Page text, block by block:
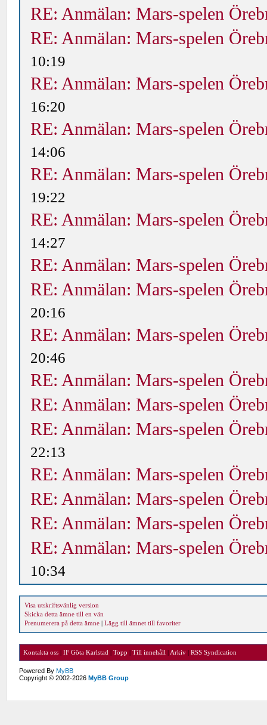
RE: Anmälan: Mars-spelen
RE: Anmälan: Mars-spelen
10:19
RE: Anmälan: Mars-spelen
16:20
RE: Anmälan: Mars-spelen
14:06
RE: Anmälan: Mars-spelen
19:22
RE: Anmälan: Mars-spelen
14:27
RE: Anmälan: Mars-spelen
RE: Anmälan: Mars-spelen
20:16
RE: Anmälan: Mars-spelen
20:46
RE: Anmälan: Mars-spelen
RE: Anmälan: Mars-spelen
RE: Anmälan: Mars-spelen
22:13
RE: Anmälan: Mars-spelen
RE: Anmälan: Mars-spelen
RE: Anmälan: Mars-spelen
RE: Anmälan: Mars-spelen
10:34
Visa utskriftsvänlig version
Skicka detta ämne till en vän
Prenumerera på detta ämne |Lägg till ämnet till favoriter
Kontakta oss |IF Göta Karlstad |Topp |Till innehåll | Arkiv |RSS Syndication
Powered ByMyBB
Copyright © 2002-2026MyBB Group